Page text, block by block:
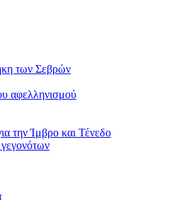
των Σεβρών
αφελληνισμού
την Ίμβρο και Τένεδο